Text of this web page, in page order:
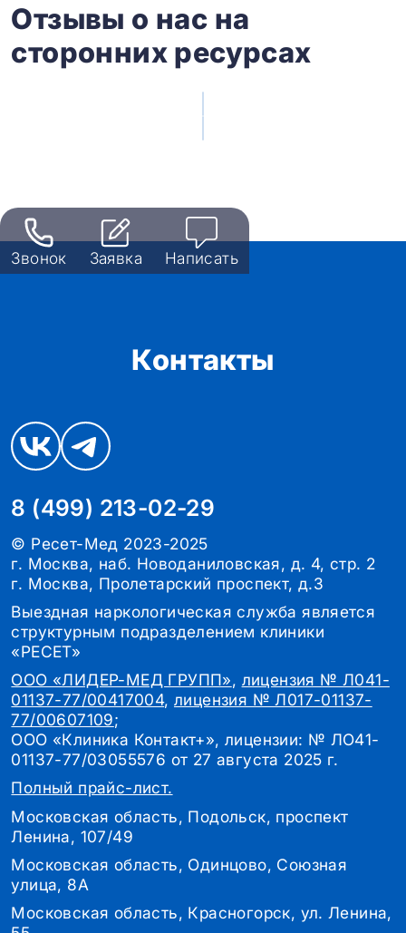
Отзывы о нас на
сторонних ресурсах
Звонок Заявка Написать
Контакты
8 (499) 213-02-29
© Ресет-Мед 2023-2025
г. Москва, наб. Новоданиловская, д. 4, стр. 2
г. Москва, Пролетарский проспект, д.3
Выездная наркологическая служба является
структурным подразделением клиники
«РЕСЕТ»
ООО «ЛИДЕР-МЕД ГРУПП», лицензия № Л041-
01137-77/00417004, лицензия № Л017-01137-
77/00607109;
ООО «Клиника Контакт+», лицензии: № ЛО41-
01137-77/03055576 от 27 августа 2025 г.
Полный прайс-лист.
Московская область, Подольск, проспект
Ленина, 107/49
Московская область, Одинцово, Союзная
улица, 8А
Московская область, Красногорск, ул. Ленина,